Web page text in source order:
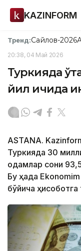
KAZINFORM
Тренд:Сайлов-2026
20:38, 04 Май 2026
Туркияда
йил ичида
ASTANA.
Туркияда 30
одамлар сони
Бу ҳақда
бўйича